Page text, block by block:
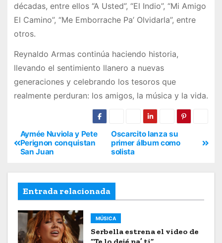
décadas, entre ellos “A Usted”, “El Indio”, “Mi Amigo
El Camino”, “Me Emborrache Pa’ Olvidarla”, entre
otros.
Reynaldo Armas continúa haciendo historia,
llevando el sentimiento llanero a nuevas
generaciones y celebrando los tesoros que
realmente perduran: los amigos, la música y la vida.
Oscarcito lanza su
primer álbum como
solista
Aymée Nuviola y Pete
Perignon conquistan
San Juan
Entrada relacionada
MÚSICA
Serbella estrena el video de